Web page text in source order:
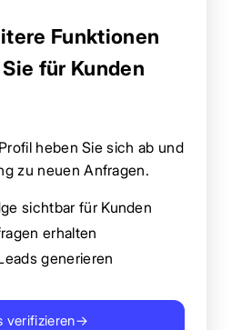
Funktionen
für Kunden
heben Sie sich ab und
zu neuen Anfragen.
sichtbar für Kunden
erhalten
generieren
verifizieren→